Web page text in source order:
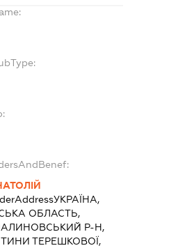
УКРАЇНА,
ОБЛАСТЬ,
Р-Н,
ТЕРЕШКОВОЇ,